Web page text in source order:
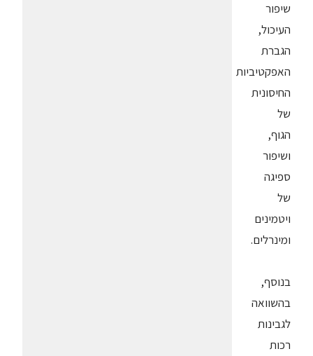
שיפור
העיכול,
הגברת
האפקטיביות
החיסונית
של
הגוף,
ושיפור
ספיגה
של
ויטמינים
ומינרלים.
בנוסף,
בהשוואה
לגבינות
רכות